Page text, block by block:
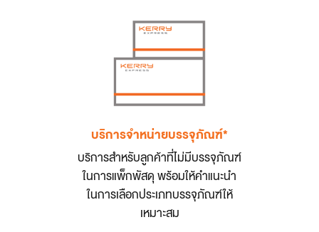
บริการจำหน่ายบรรจุภัณฑ์*
บริการสำหรับลูกค้าที่ไม่มีบรรจุภัณฑ์
ในการแพ็กพัสดุ พร้อมให้คำแนะนำ
ในการเลือกประเภทบรรจุภัณฑ์ให้
เหมาะสม